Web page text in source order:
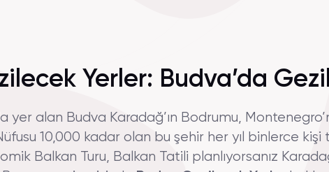
Yerler: Budva’da
yer alan Budva Karadağ’ın Bodrumu,
10,000 kadar olan bu şehir her yıl binlerce kişi
Balkan Turu, Balkan Tatili planlıyorsanız